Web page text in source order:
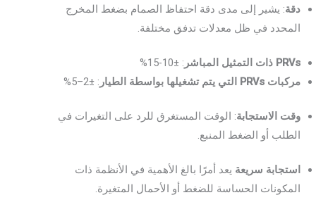
دقة: يشير إلى مدى دقة احتفاظ الصمام بضغط المخرج
المحدد في ظل معدلات تدفق مختلفة.
PRVs ذات التمثيل المباشر
: ±10-15%
مركبات PRVs التي يتم تشغيلها بواسطة الطيار
: ±2–5%
وقت الاستجابة: الوقت المستغرق للرد على التغيرات في
الطلب أو الضغط المنبع.
استجابة سريعة يعد أمرًا بالغ الأهمية في الأنظمة ذات
المكونات الحساسة للضغط أو الأحمال المتغيرة.